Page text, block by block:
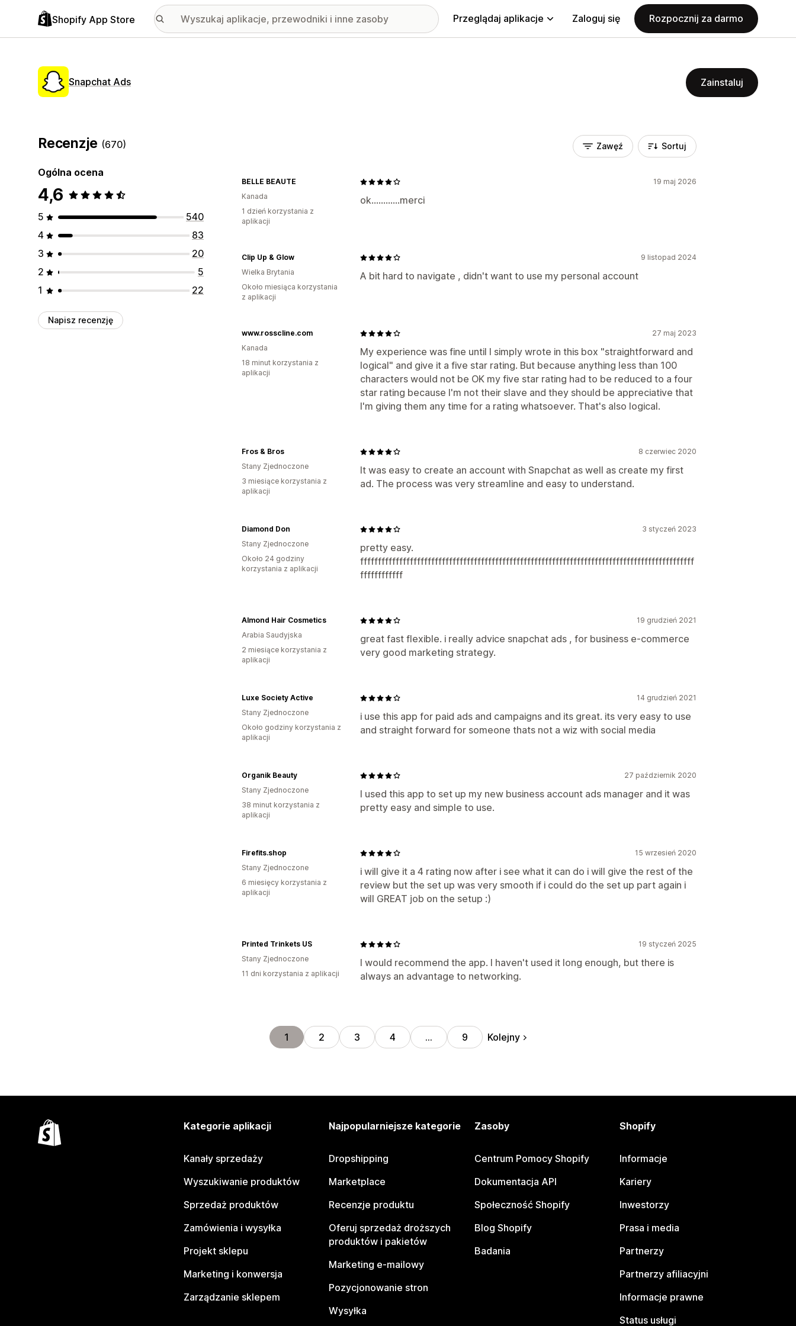
Shopify App Store Przeglądaj aplikacje Zaloguj się Rozpocznij za darmo
Snapchat Ads Zainstaluj
Recenzje (670)
Ogólna ocena
4,6
5
540
4
83
3
20
2
5
1
22
Napisz recenzję
Zawęź Sortuj
19 maj 2026
ok............merci
BELLE BEAUTE
Kanada
1 dzień korzystania z
aplikacji
9 listopad 2024
A bit hard to navigate , didn't want to use my personal account
Clip Up & Glow
Wielka Brytania
Około miesiąca korzystania
z aplikacji
27 maj 2023
My experience was fine until I simply wrote in this box "straightforward and
logical" and give it a five star rating. But because anything less than 100
characters would not be OK my five star rating had to be reduced to a four
star rating because I'm not their slave and they should be appreciative that
I'm giving them any time for a rating whatsoever. That's also logical.
www.rosscline.com
Kanada
18 minut korzystania z
aplikacji
8 czerwiec 2020
It was easy to create an account with Snapchat as well as create my first
ad. The process was very streamline and easy to understand.
Fros & Bros
Stany Zjednoczone
3 miesiące korzystania z
aplikacji
3 styczeń 2023
pretty easy.
ffffffffffffffffffffffffffffffffffffffffffffffffffffffffffffffffffffffffffffffffffffffffffffff
ffffffffffff
Diamond Don
Stany Zjednoczone
Około 24 godziny
korzystania z aplikacji
19 grudzień 2021
great fast flexible. i really advice snapchat ads , for business e-commerce
very good marketing strategy.
Almond Hair Cosmetics
Arabia Saudyjska
2 miesiące korzystania z
aplikacji
14 grudzień 2021
i use this app for paid ads and campaigns and its great. its very easy to use
and straight forward for someone thats not a wiz with social media
Luxe Society Active
Stany Zjednoczone
Około godziny korzystania z
aplikacji
27 październik 2020
I used this app to set up my new business account ads manager and it was
pretty easy and simple to use.
Organik Beauty
Stany Zjednoczone
38 minut korzystania z
aplikacji
15 wrzesień 2020
i will give it a 4 rating now after i see what it can do i will give the rest of the
review but the set up was very smooth if i could do the set up part again i
will GREAT job on the setup :)
Firefits.shop
Stany Zjednoczone
6 miesięcy korzystania z
aplikacji
19 styczeń 2025
I would recommend the app. I haven't used it long enough, but there is
always an advantage to networking.
Printed Trinkets US
Stany Zjednoczone
11 dni korzystania z aplikacji
1 2 3 4 … 9 Kolejny
Kategorie aplikacji
Kanały sprzedaży
Wyszukiwanie produktów
Sprzedaż produktów
Zamówienia i wysyłka
Projekt sklepu
Marketing i konwersja
Zarządzanie sklepem
Najpopularniejsze kategorie
Dropshipping
Marketplace
Recenzje produktu
Oferuj sprzedaż droższych
produktów i pakietów
Marketing e-mailowy
Pozycjonowanie stron
Wysyłka
Zasoby
Centrum Pomocy Shopify
Dokumentacja API
Społeczność Shopify
Blog Shopify
Badania
Shopify
Informacje
Kariery
Inwestorzy
Prasa i media
Partnerzy
Partnerzy afiliacyjni
Informacje prawne
Status usługi